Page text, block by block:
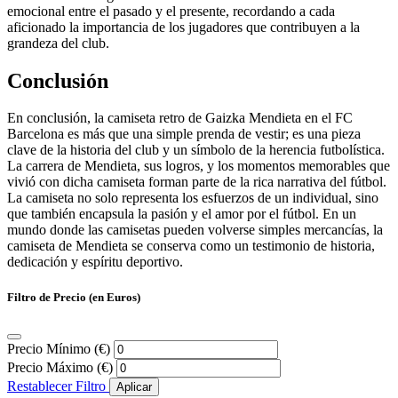
emocional entre el pasado y el presente, recordando a cada
aficionado la importancia de los jugadores que contribuyen a la
grandeza del club.
Conclusión
En conclusión, la camiseta retro de Gaizka Mendieta en el FC
Barcelona es más que una simple prenda de vestir; es una pieza
clave de la historia del club y un símbolo de la herencia futbolística.
La carrera de Mendieta, sus logros, y los momentos memorables que
vivió con dicha camiseta forman parte de la rica narrativa del fútbol.
La camiseta no solo representa los esfuerzos de un individual, sino
que también encapsula la pasión y el amor por el fútbol. En un
mundo donde las camisetas pueden volverse simples mercancías, la
camiseta de Mendieta se conserva como un testimonio de historia,
dedicación y espíritu deportivo.
Filtro de Precio (en Euros)
Precio Mínimo (€)
Precio Máximo (€)
Restablecer Filtro
Aplicar